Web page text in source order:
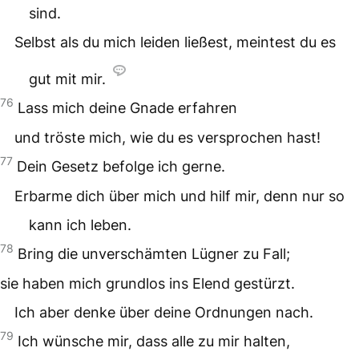
sind.
Selbst als du mich leiden ließest, meintest du es
gut mit mir.
76 Lass mich deine Gnade erfahren
und tröste mich, wie du es versprochen hast!
77 Dein Gesetz befolge ich gerne.
Erbarme dich über mich und hilf mir, denn nur so
kann ich leben.
78 Bring die unverschämten Lügner zu Fall;
sie haben mich grundlos ins Elend gestürzt.
Ich aber denke über deine Ordnungen nach.
79 Ich wünsche mir, dass alle zu mir halten,